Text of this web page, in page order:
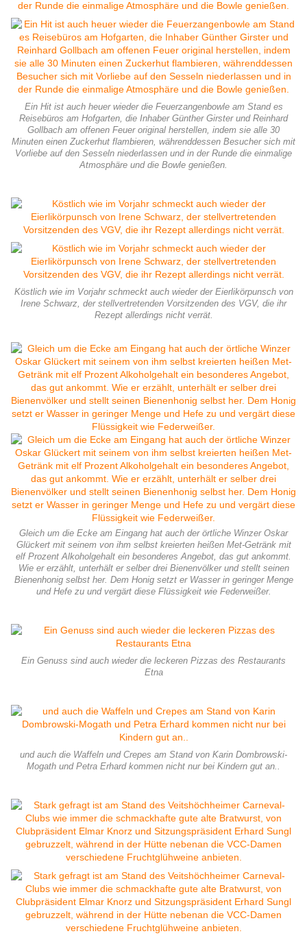
Ein Hit ist auch heuer wieder die Feuerzangenbowle am Stand es
Reisebüros am Hofgarten, die Inhaber Günther Girster und Reinhard
Gollbach am offenen Feuer original herstellen, indem sie alle 30
Minuten einen Zuckerhut flambieren, währenddessen Besucher sich mit
Vorliebe auf den Sesseln niederlassen und in der Runde die einmalige
Atmosphäre und die Bowle genießen.
Köstlich wie im Vorjahr schmeckt auch wieder der Eierlikörpunsch von
Irene Schwarz, der stellvertretenden Vorsitzenden des VGV, die ihr
Rezept allerdings nicht verrät.
Gleich um die Ecke am Eingang hat auch der örtliche Winzer Oskar
Glückert mit seinem von ihm selbst kreierten heißen Met-Getränk mit
elf Prozent Alkoholgehalt ein besonderes Angebot, das gut ankommt.
Wie er erzählt, unterhält er selber drei Bienenvölker und stellt seinen
Bienenhonig selbst her. Dem Honig setzt er Wasser in geringer Menge
und Hefe zu und vergärt diese Flüssigkeit wie Federweißer.
Ein Genuss sind auch wieder die leckeren Pizzas des Restaurants
Etna
und auch die Waffeln und Crepes am Stand von Karin Dombrowski-
Mogath und Petra Erhard kommen nicht nur bei Kindern gut an..